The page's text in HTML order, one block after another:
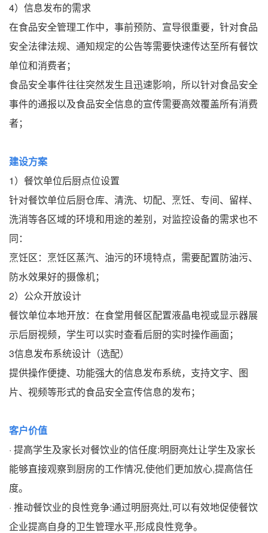
4）信息发布的需求
在食品安全管理工作中，事前预防、宣导很重要，针对食品
安全法律法规、通知规定的公告等需要快速传达至所有餐饮
单位和消费者；
食品安全事件往往突然发生且迅速影响，所以针对食品安全
事件的通报以及食品安全信息的宣传需要高效覆盖所有消费
者；
建设方案
1）餐饮单位后厨点位设置
针对餐饮单位后厨仓库、清洗、切配、烹饪、专间、留样、
洗消等各区域的环境和用途的差别，对监控设备的需求也不
同：
烹饪区：烹饪区蒸汽、油污的环境特点，需要配置防油污、
防水效果好的摄像机；
2）公众开放设计
餐饮单位本地开放：在食堂用餐区配置液晶电视或显示器展
示后厨视频，学生可以实时查看后厨的实时操作画面；
3信息发布系统设计（选配）
提供操作便捷、功能强大的信息发布系统，支持文字、图
片、视频等形式的食品安全宣传信息的发布；
客户价值
· 提高学生及家长对餐饮业的信任度:明厨亮灶让学生及家长
能够直接观察到厨房的工作情况,使他们更加放心,提高信任
度。
· 推动餐饮业的良性竞争:通过明厨亮灶,可以有效地促使餐饮
企业提高自身的卫生管理水平,形成良性竞争。